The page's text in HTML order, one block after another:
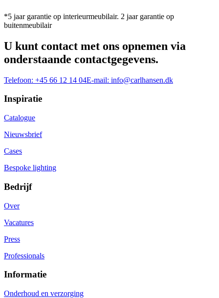
*5 jaar garantie op interieurmeubilair. 2 jaar garantie op
buitenmeubilair
U kunt contact met ons opnemen via
onderstaande contactgegevens.
Telefoon: +45 66 12 14 04E-mail: info@carlhansen.dk
Inspiratie
Catalogue
Nieuwsbrief
Cases
Bespoke lighting
Bedrijf
Over
Vacatures
Press
Professionals
Informatie
Onderhoud en verzorging